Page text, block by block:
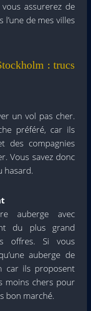
assurerez de
de mes villes
: trucs
un vol pas cher.
préféré, car ils
des compagnies
Vous savez donc
hasard.
auberge avec
du plus grand
offres. Si vous
auberge de
car ils proposent
moins chers pour
bon marché.